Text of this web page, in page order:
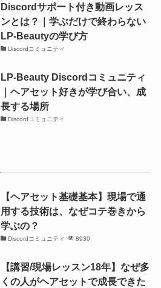
Discordサポート付き動画レッス
ンとは？｜学ぶだけで終わらない
LP-Beautyの学び方
Discordコミュニティ
LP-Beauty Discordコミュニティ
｜ヘアセット好きが学び合い、成
長する場所
Discordコミュニティ
【ヘアセット基礎基本】現場で通
用する技術は、なぜコテ巻きから
学ぶの？
Discordコミュニティ 8930
【講習/現場レッスン18年】なぜ多
くの人がヘアセットで成長できた